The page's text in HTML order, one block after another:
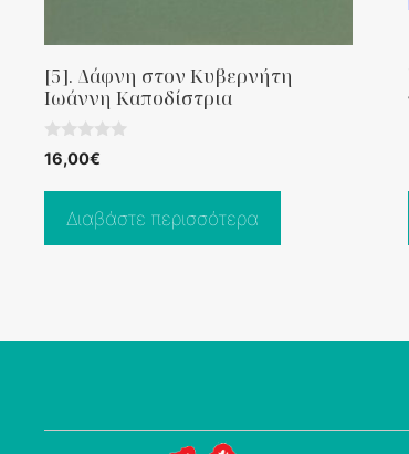
[5]. Δάφνη στον Κυβερνήτη
Ιωάννη Καποδίστρια
0
o
5
16,00€
Διαβάστε περισσότερα